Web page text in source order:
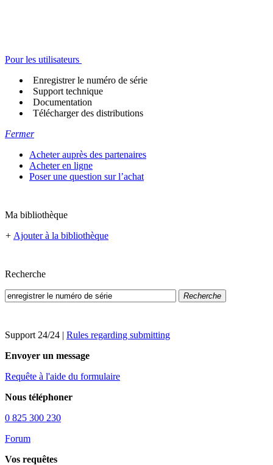
Pour les utilisateurs
Enregistrer le numéro de série
Support technique
Documentation
Télécharger des distributions
Fermer
Acheter auprès des partenaires
Acheter en ligne
Poser une question sur l’achat
Ma bibliothèque
+ Ajouter à la bibliothèque
Recherche
Recherche
Support 24/24 | Rules regarding submitting
Envoyer un message
Requête à l'aide du formulaire
Nous téléphoner
0 825 300 230
Forum
Vos requêtes